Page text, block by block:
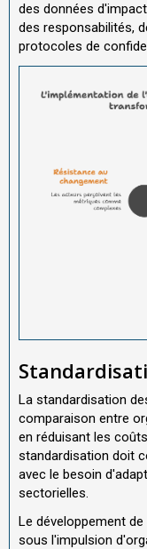
des données
des responsabilités,
protocoles de
La standardisation
comparaison entre
en réduisant les
standardisation doit
avec le besoin
sectorielles.
Le développement
sous l'impulsion